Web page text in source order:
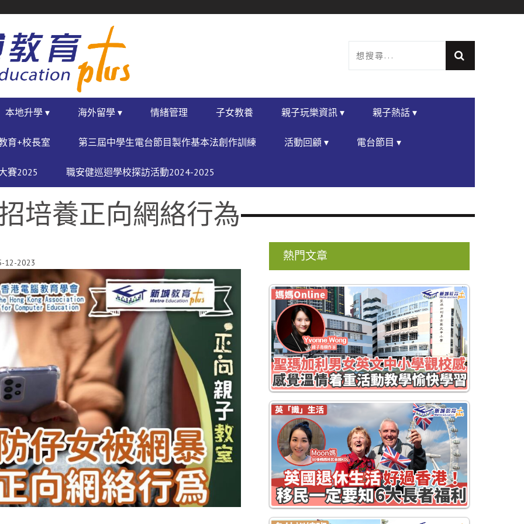
本地升學 ▾ 海外留學 ▾ 情緒管理 子女教養 親子玩樂資訊 ▾ 親子熱話 ▾
育+校長室 第三屆中學生電台節目製作基本法創作訓練 活動回顧 ▾ 電台節目 ▾
賽2025 職安健巡迴學校探訪活動2024-2025
培養正向網絡行為
12-2023
熱門文章